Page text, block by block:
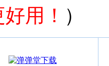
用！ ）